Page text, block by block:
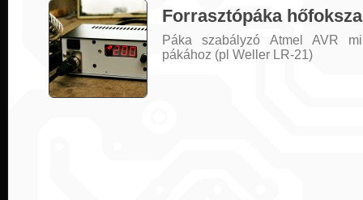
Forrasztópáka
Páka szabályzó Atmel AVR
pákához (pl Weller LR-21)